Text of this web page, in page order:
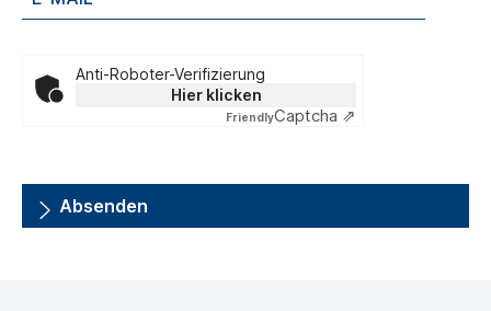
Anti-Roboter-Verifizierung
Hier klicken
FriendlyCaptcha ⇗
Absenden